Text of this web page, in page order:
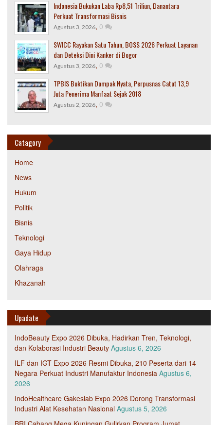
Indonesia Bukukan Laba Rp8,51 Triliun, Danantara
Perkuat Transformasi Bisnis
Agustus 3, 2026, 0
SWICC Rayakan Satu Tahun, BOSS 2026 Perkuat Layanan
dan Deteksi Dini Kanker di Bogor
Agustus 3, 2026, 0
TPBIS Buktikan Dampak Nyata, Perpusnas Catat 13,9
Juta Penerima Manfaat Sejak 2018
Agustus 2, 2026, 0
Catagory
Home
News
Hukum
Politik
Bisnis
Teknologi
Gaya Hidup
Olahraga
Khazanah
Upadate
IndoBeauty Expo 2026 Dibuka, Hadirkan Tren, Teknologi,
dan Kolaborasi Industri Beauty Agustus 6, 2026
ILF dan IGT Expo 2026 Resmi Dibuka, 210 Peserta dari 14
Negara Perkuat Industri Manufaktur Indonesia Agustus 6,
2026
IndoHealthcare Gakeslab Expo 2026 Dorong Transformasi
Industri Alat Kesehatan Nasional Agustus 5, 2026